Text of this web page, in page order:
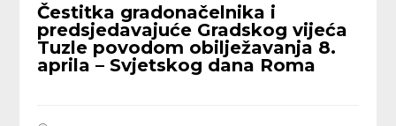
Čestitka gradonačelnika i
predsjedavajuće Gradskog vijeća
Tuzle povodom obilježavanja 8.
aprila – Svjetskog dana Roma